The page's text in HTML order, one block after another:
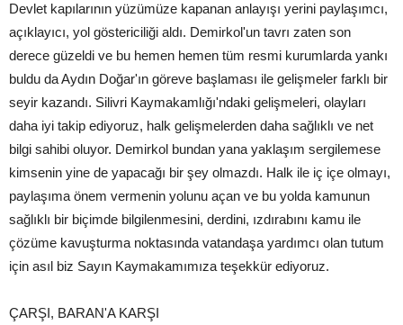
Devlet kapılarının yüzümüze kapanan anlayışı yerini paylaşımcı,
açıklayıcı, yol göstericiliği aldı. Demirkol'un tavrı zaten son
derece güzeldi ve bu hemen hemen tüm resmi kurumlarda yankı
buldu da Aydın Doğar'ın göreve başlaması ile gelişmeler farklı bir
seyir kazandı. Silivri Kaymakamlığı'ndaki gelişmeleri, olayları
daha iyi takip ediyoruz, halk gelişmelerden daha sağlıklı ve net
bilgi sahibi oluyor. Demirkol bundan yana yaklaşım sergilemese
kimsenin yine de yapacağı bir şey olmazdı. Halk ile iç içe olmayı,
paylaşıma önem vermenin yolunu açan ve bu yolda kamunun
sağlıklı bir biçimde bilgilenmesini, derdini, ızdırabını kamu ile
çözüme kavuşturma noktasında vatandaşa yardımcı olan tutum
için asıl biz Sayın Kaymakamımıza teşekkür ediyoruz.
ÇARŞI, BARAN'A KARŞI